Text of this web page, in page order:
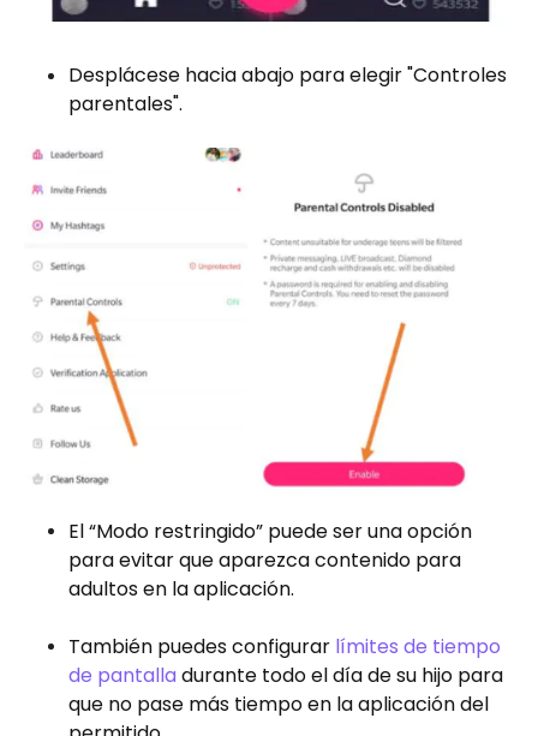
Desplácese hacia abajo para elegir "Controles
parentales".
El “Modo restringido” puede ser una opción
para evitar que aparezca contenido para
adultos en la aplicación.
También puedes configurar límites de tiempo
de pantalla durante todo el día de su hijo para
que no pase más tiempo en la aplicación del